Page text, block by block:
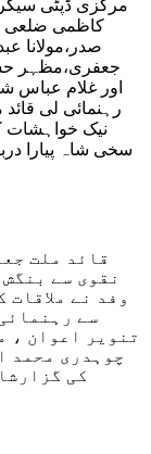
مرکزی ڈپٹی
کاظمی ضلعی
صدر،مولانا
جعفری،مظہر
اور غلام عباس
رہنمائی لی
نیک خواہشات
سخی شاہ پیارا
قائد ملت
نقوی سے
وفد نے
سے
تنویر اعوان ،
چوہدری محمد
کی